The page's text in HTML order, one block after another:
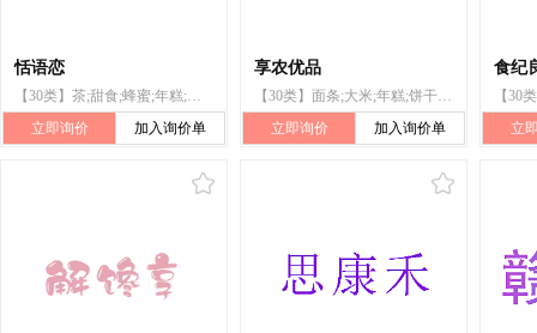
恬语恋
【30类】茶;甜食;蜂蜜;年糕;面条;茶饮料;咖啡;饼干;白糖;大米
立即询价
加入询价单
享农优品
【30类】面条;大米;年糕;饼干;蜂蜜;甜食;白糖;茶饮料;茶;咖啡
立即询价
加入询价单
食纪
立